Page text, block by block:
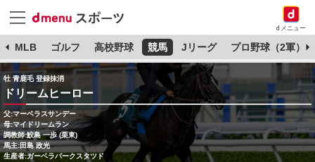
dメニュー
MLB ゴルフ 高校野球 競馬 Jリーグ プロ野球（2軍）
牡 青鹿毛 登録抹消
ドリームヒーロー
父:マーベラスサンデー
母:マイドリームラン
調教師:鮫島 一歩 (栗東)
馬主:田島 政光
生産者:ガーベラパークスタツド